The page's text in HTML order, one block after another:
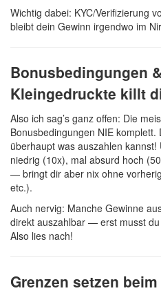
Wichtig dabei: KYC/Verifizierung
bleibt dein Gewinn irgendwo im
Bonusbedingungen
Kleingedruckte killt
Also ich sag’s ganz offen: Die
Bonusbedingungen NIE
überhaupt was auszahlen
niedrig (10x), mal absurd hoch
— bringt dir aber nix ohne
etc.).
Auch nervig: Manche Gewinne
direkt auszahlbar — erst musst
Also lies nach!
Grenzen setzen